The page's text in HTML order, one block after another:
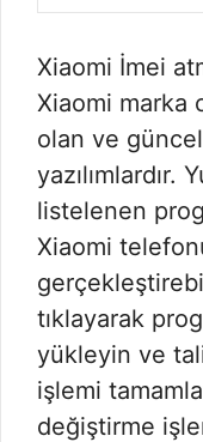
Xiaomi İmei
Xiaomi marka
olan ve
yazılımlardır.
listelenen
Xiaomi
tıklayarak
yükleyin ve
işlemi
değiştirme